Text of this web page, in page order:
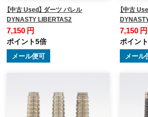
【中古 Used】 ダーツ バレル
DYNASTY LIBERTAS2
7,150 円
ポイント5倍
メール便可
【中古
7,150 円
ポイン
メール